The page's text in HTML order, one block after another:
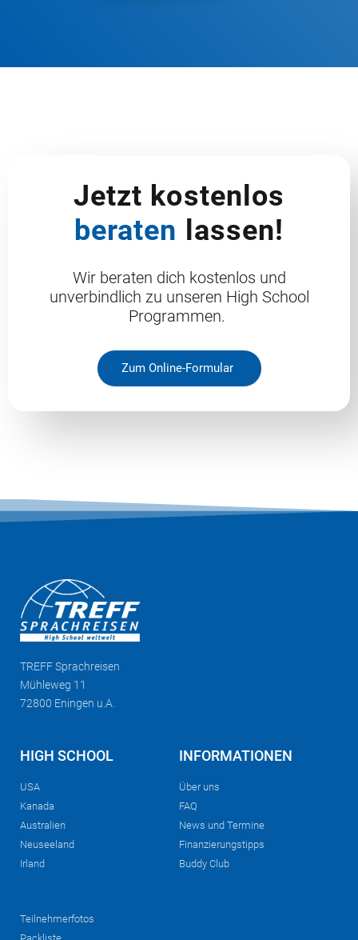
Jetzt kostenlos
beraten lassen!
Wir beraten dich kostenlos und
unverbindlich zu unseren High School
Programmen.
Zum Online-Formular
TREFFSprachreisen
Mühleweg 11
72800 Eningen u.A.
HIGH SCHOOL
USA
Kanada
Australien
Neuseeland
Irland
INFORMATIONEN
Über uns
FAQ
News und Termine
Finanzierungstipps
Buddy Club
Teilnehmerfotos
Packliste